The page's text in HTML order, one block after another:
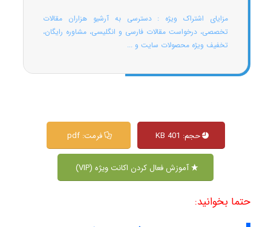
مزایای اشتراک ویژه : دسترسی به آرشیو هزاران مقالات
تخصصی، درخواست مقالات فارسی و انگلیسی، مشاوره رایگان،
تخفیف ویژه محصولات سایت و ...
حجم: 401 KB فرمت: pdf
آموزش فعال کردن اکانت ویژه (VIP)
حتما بخوانید: